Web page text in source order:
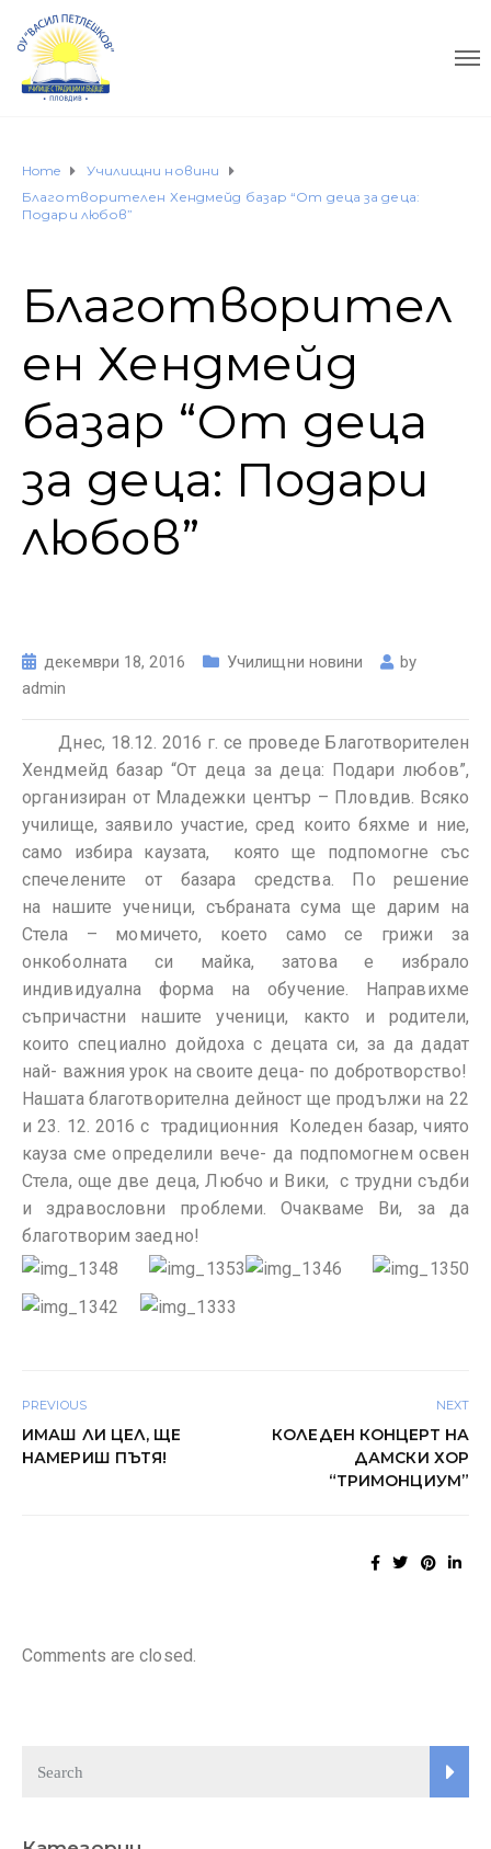
Home
Училищни новини
Благотворителен Хендмейд базар “От деца за деца:
Подари любов”
Благотворител
ен Хендмейд
базар “От деца
за деца: Подари
любов”
декември 18, 2016 Училищни новини
by
admin
Днес, 18.12. 2016 г. се проведе Благотворителен
Хендмейд базар “От деца за деца: Подари любов”,
организиран от Младежки център – Пловдив. Всяко
училище, заявило участие, сред които бяхме и ние,
само избира каузата, която ще подпомогне със
спечелените от базара средства. По решение
на нашите ученици, събраната сума ще дарим на
Стела – момичето, което само се грижи за
онкоболната си майка, затова е избрало
индивидуална форма на обучение. Направихме
съпричастни нашите ученици, както и родители,
които специално дойдоха с децата си, за да дадат
най- важния урок на своите деца- по добротворство!
Нашата благотворителна дейност ще продължи на 22
и 23. 12. 2016 с традиционния Коледен базар, чиято
кауза сме определили вече- да подпомогнем освен
Стела, още две деца, Любчо и Вики, с трудни съдби
и здравословни проблеми. Очакваме Ви, за да
благотворим заедно!
PREVIOUS
ИМАШ ЛИ ЦЕЛ, ЩЕ
НАМЕРИШ ПЪТЯ!
NEXT
КОЛЕДЕН КОНЦЕРТ НА
ДАМСКИ ХОР
“ТРИМОНЦИУМ”
Comments are closed.